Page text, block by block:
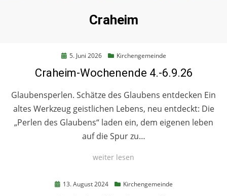
Schlagwort
:
Craheim
Posted
5. Juni 2026 Kirchengemeinde
Craheim-Wochenende 4.-6.9.26
Glaubensperlen. Schätze des Glaubens entdecken Ein
altes Werkzeug geistlichen Lebens, neu entdeckt: Die
„Perlen des Glaubens“ laden ein, dem eigenen leben
auf die Spur zu…
weiter lesen
Posted13. August 2024 Kirchengemeinde